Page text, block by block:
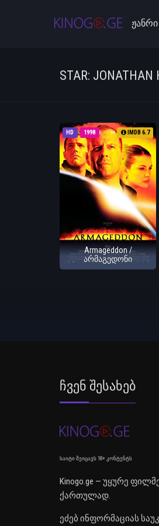
ჟანრი
STAR: JONATHAN
HD 1998 IMDB 6.7
Armageddon /
არმაგედონი
Ჩვენ Შესახებ
საიტი შეიცავს 18+ კონტენტს
Kinogo.ge — უყურე
ქართულად.
ეძებ ინფორმაციას